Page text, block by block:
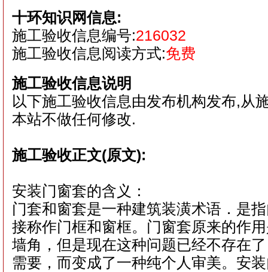
十环知识网信息:
施工验收信息编号:216032
施工验收信息阅读方式:免费
施工验收信息说明
以下施工验收信息由发布机构发布,从
本站不做任何修改.
施工验收正文(原文):
安装门窗套的含义：
门套和窗套是一种建筑装潢术语．是
接称作门框和窗框。门窗套原来的作
墙角，但是现在这种问题已经不存在
需要，而变成了一种纯个人审美。安